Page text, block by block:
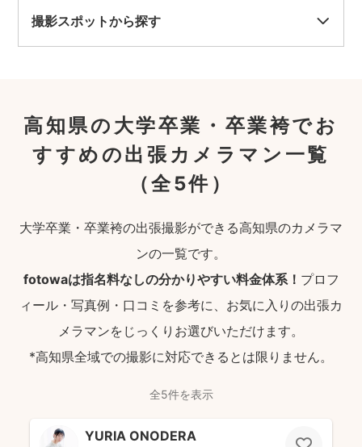
撮影スポットから探す
高知県の大学卒業・卒業袴でお
すすめの出張カメラマン一覧
（全5件）
大学卒業・卒業袴の出張撮影ができる高知県のカメラマ
ンの一覧です。
fotowaは指名料なしの分かりやすい料金体系！ プロフ
ィール・写真例・口コミを参考に、お気に入りの出張カ
メラマンをじっくりお選びいただけます。
*高知県全域での撮影に対応できるとは限りません。
全5件を表示
YURIA ONODERA